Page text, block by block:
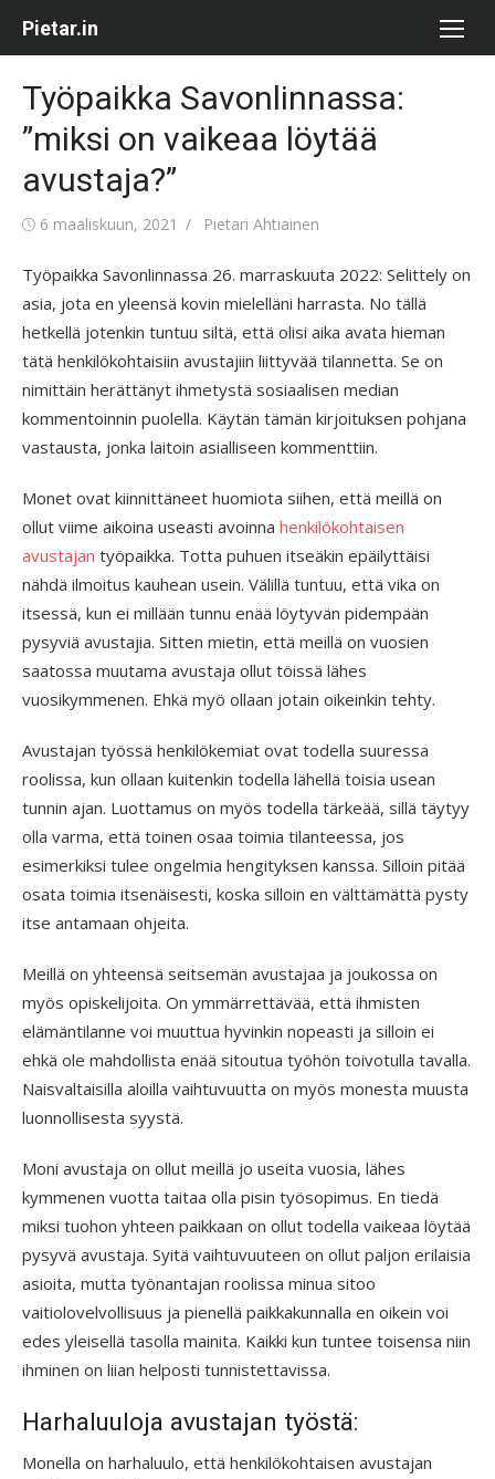
Pietar.in
Työpaikka Savonlinnassa:
”miksi on vaikeaa löytää
avustaja?”
Posted
6 maaliskuun, 2021 Author
Pietari Ahtiainen
Työpaikka Savonlinnassa 26. marraskuuta 2022: Selittely on
asia, jota en yleensä kovin mielelläni harrasta. No tällä
hetkellä jotenkin tuntuu siltä, että olisi aika avata hieman
tätä henkilökohtaisiin avustajiin liittyvää tilannetta. Se on
nimittäin herättänyt ihmetystä sosiaalisen median
kommentoinnin puolella. Käytän tämän kirjoituksen pohjana
vastausta, jonka laitoin asialliseen kommenttiin.
Monet ovat kiinnittäneet huomiota siihen, että meillä on
ollut viime aikoina useasti avoinna henkilökohtaisen
avustajan työpaikka. Totta puhuen itseäkin epäilyttäisi
nähdä ilmoitus kauhean usein. Välillä tuntuu, että vika on
itsessä, kun ei millään tunnu enää löytyvän pidempään
pysyviä avustajia. Sitten mietin, että meillä on vuosien
saatossa muutama avustaja ollut töissä lähes
vuosikymmenen. Ehkä myö ollaan jotain oikeinkin tehty.
Avustajan työssä henkilökemiat ovat todella suuressa
roolissa, kun ollaan kuitenkin todella lähellä toisia usean
tunnin ajan. Luottamus on myös todella tärkeää, sillä täytyy
olla varma, että toinen osaa toimia tilanteessa, jos
esimerkiksi tulee ongelmia hengityksen kanssa. Silloin pitää
osata toimia itsenäisesti, koska silloin en välttämättä pysty
itse antamaan ohjeita.
Meillä on yhteensä seitsemän avustajaa ja joukossa on
myös opiskelijoita. On ymmärrettävää, että ihmisten
elämäntilanne voi muuttua hyvinkin nopeasti ja silloin ei
ehkä ole mahdollista enää sitoutua työhön toivotulla tavalla.
Naisvaltaisilla aloilla vaihtuvuutta on myös monesta muusta
luonnollisesta syystä.
Moni avustaja on ollut meillä jo useita vuosia, lähes
kymmenen vuotta taitaa olla pisin työsopimus. En tiedä
miksi tuohon yhteen paikkaan on ollut todella vaikeaa löytää
pysyvä avustaja. Syitä vaihtuvuuteen on ollut paljon erilaisia
asioita, mutta työnantajan roolissa minua sitoo
vaitiolovelvollisuus ja pienellä paikkakunnalla en oikein voi
edes yleisellä tasolla mainita. Kaikki kun tuntee toisensa niin
ihminen on liian helposti tunnistettavissa.
Harhaluuloja avustajan työstä:
Monella on harhaluulo, että henkilökohtaisen avustajan